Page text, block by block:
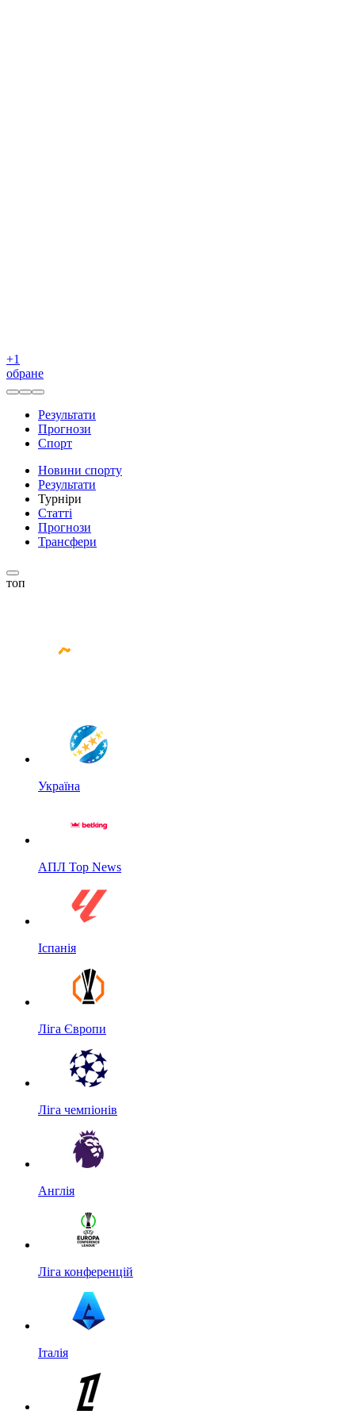
+1
обране
Результати
Прогнози
Спорт
Новини спорту
Результати
Турніри
Статті
Прогнози
Трансфери
топ
Україна
АПЛ Top News
Іспанія
Ліга Європи
Ліга чемпіонів
Англія
Ліга конференцій
Італія